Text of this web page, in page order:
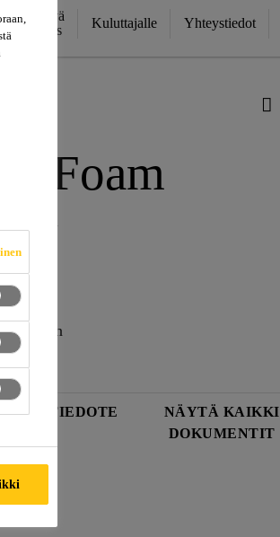
Kestävä
kehitys
Kuluttajalle Yhteystiedot
Foam
NÄYTÄ KAIKKI
DOKUMENTIT